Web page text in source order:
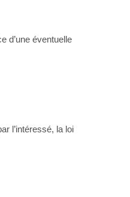
d’une éventuelle
l’intéressé, la loi